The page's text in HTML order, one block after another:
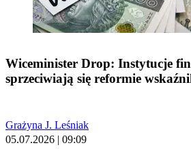
Wiceminister Drop: Instytucje
sprzeciwiają się reformie
Grażyna J. Leśniak
05.07.2026 | 09:09